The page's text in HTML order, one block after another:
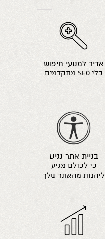
אדיר למנועי חיפוש
כלי seo מתקדמים
בניית אתר נגיש
כי לכולם מגיע
ליהנות מהאתר שלך